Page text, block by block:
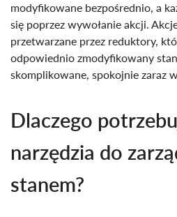
modyfikowane bezpośrednio, a
się poprzez wywołanie akcji.
przetwarzane przez reduktory,
odpowiednio zmodyfikowany
skomplikowane, spokojnie zaraz
Dlaczego
narzędzia do
stanem?